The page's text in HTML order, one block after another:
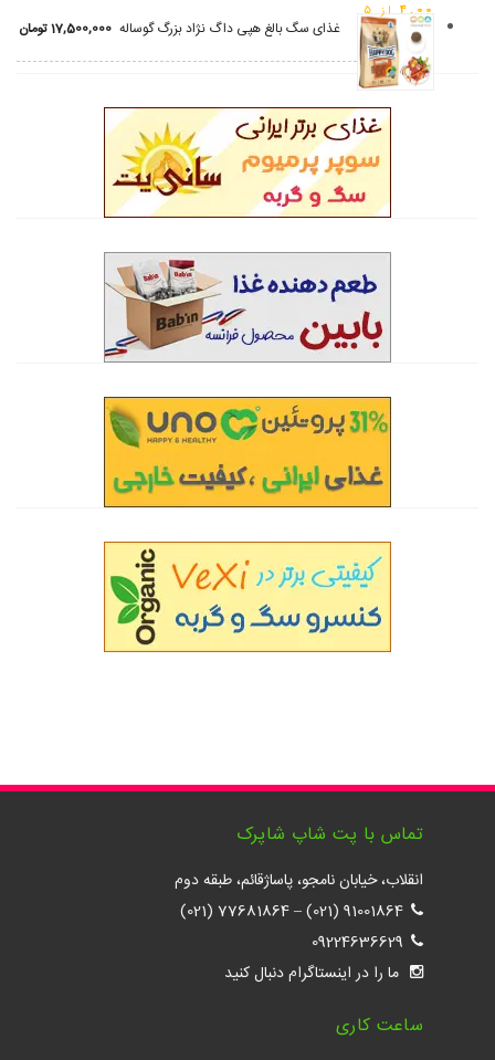
4.00 از 5
غذای سگ بالغ هپی داگ نژاد بزرگ گوساله 17,500,000تومان
تماس با پت شاپ شاپرک
انقلاب، خیابان نامجو، پاساژقائم، طبقه دوم
91001864 (021)
–
77681864 (021)
09224636629
ما را در اینستاگرام دنبال کنید
ساعت کاری